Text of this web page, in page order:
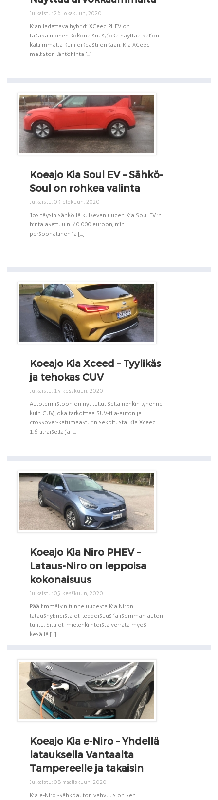
Julkaistu: 26 lokakuun, 2020
Kian ladattava hybridi XCeed PHEV on
tasapainoinen kokonaisuus, joka näyttää paljon
kalliimmalta kuin oikeasti onkaan. Kia XCeed-
malliston lähtöhinta [...]
Koeajo Kia Soul EV – Sähkö-
Soul on rohkea valinta
Julkaistu: 03 elokuun, 2020
Jos täysin sähköllä kulkevan uuden Kia Soul EV :n
hinta asettuu n. 40 000 euroon, niin
persoonallinen ja [...]
Koeajo Kia Xceed – Tyylikäs
ja tehokas CUV
Julkaistu: 15 kesäkuun, 2020
Autotermistöön on nyt tullut sellainenkin lyhenne
kuin CUV, joka tarkoittaa SUV-tila-auton ja
crossover-katumaasturin sekoitusta. Kia Xceed
1.6-litraisella ja [...]
Koeajo Kia Niro PHEV –
Lataus-Niro on leppoisa
kokonaisuus
Julkaistu: 05 kesäkuun, 2020
Päällimmäisin tunne uudesta Kia Niron
lataushybridistä oli leppoisuus ja isomman auton
tuntu. Sitä oli mielenkiintoista verrata myös
kesällä [...]
Koeajo Kia e-Niro – Yhdellä
latauksella Vantaalta
Tampereelle ja takaisin
Julkaistu: 08 maaliskuun, 2020
Kia e-Niro -sähköauton vahvuus on sen